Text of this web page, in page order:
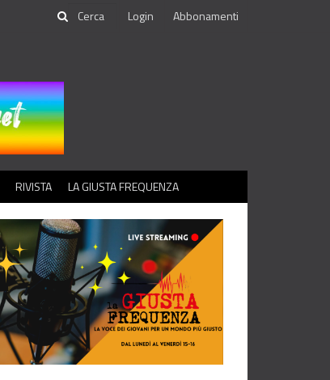
Login Abbonamenti
RIVISTA LA GIUSTA FREQUENZA